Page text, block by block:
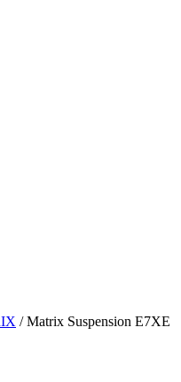
/ Matrix Suspension E7XE